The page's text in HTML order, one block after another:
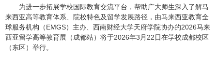
为进一步拓展学校国际教育交流平台，帮助广大师生深入了解马
来西亚高等教育体系、院校特色及留学发展路径，由马来西亚教育全
球服务机构（EMGS）主办、西南财经大学天府学院协办的2026马来
西亚留学高等教育展（成都站）将于2026年3月22日在学校成都校区
（东区）举行。